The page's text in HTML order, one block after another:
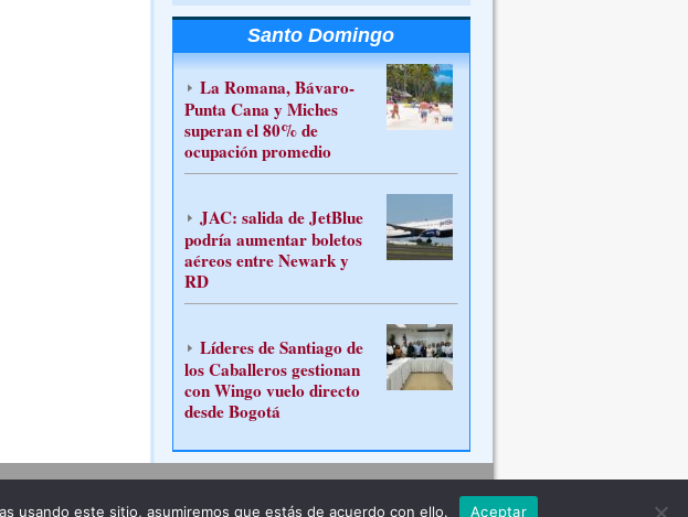
Santo Domingo
La Romana, Bávaro-
Punta Cana y Miches
superan el 80% de
ocupación promedio
JAC: salida de JetBlue
podría aumentar boletos
aéreos entre Newark y
RD
Líderes de Santiago de
los Caballeros gestionan
con Wingo vuelo directo
desde Bogotá
usando este sitio, asumiremos que estás de acuerdo con ello. Aceptar